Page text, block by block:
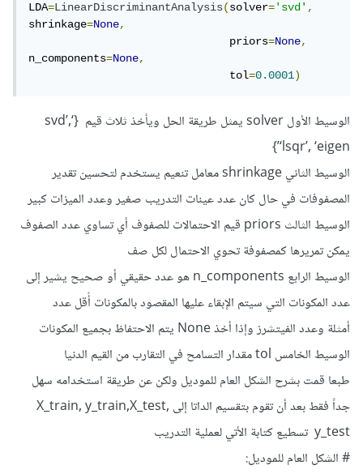
LDA=LinearDiscriminantAnalysis(solver='svd',
shrinkage=None,
priors=None,
n_components=None,
tol=0.0001)
الوسيط الأول solver يمثل طريقة الحل ويأخذ ثلاث قيم {‘svd’,
‘lsqr’, ‘eigen’}
الوسيط الثاني shrinkage معامل تنعيم يستخدم لتحسين تقدير
المصفوفات في حال كان عدد عينات التدريب صغير وعدد الميزات كبير
الوسيط الثالث priors قيم الاحتمالات للصفوف أي تساوي عدد الصفوف
يمكن تمريرها كمصفوفة تحوي الاحتمال لكل صف
الوسيط الرابع n_components هو عدد حقيقي أو صحيح يشير إلى
عدد المكونات التي سيتم الإبقاء عليها المقصود بالمكونات أٌقل عدد
أمثلة وعدد الفيتشرز وإذا أخذ None يتم الاحتفاظ بجميع المكونات
الوسيط الخامس tol مقدار التسامح في التقارب من القيم الدنيا
طبعا قمت بشرح الشكل العام للموديل ولكن عن طريقة استخدامه سهل
جداً فقط بعد أن تقوم بتقسيم الداتا إلى X_train, y_train,X_test,
y_test تسطيع كتابة الأتي لعملية التدريب
# الشكل العام للموديل: